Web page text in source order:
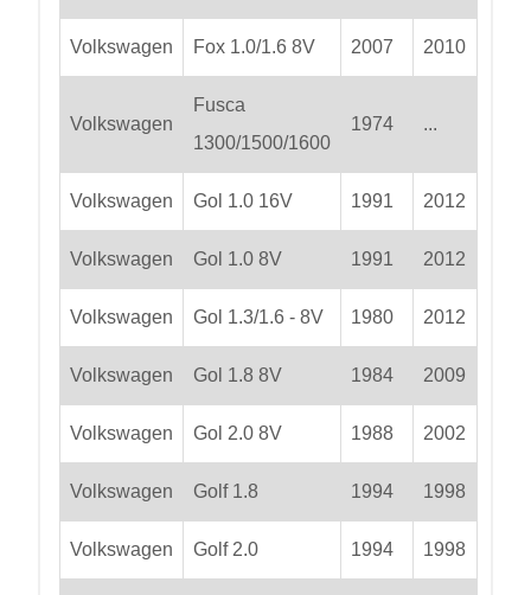
Volkswagen Fox 1.0/1.6 8V 2007 2010
Volkswagen
Fusca
1300/1500/1600
1974 ...
Volkswagen Gol 1.0 16V 1991 2012
Volkswagen Gol 1.0 8V 1991 2012
Volkswagen Gol 1.3/1.6 - 8V 1980 2012
Volkswagen Gol 1.8 8V 1984 2009
Volkswagen Gol 2.0 8V 1988 2002
Volkswagen Golf 1.8 1994 1998
Volkswagen Golf 2.0 1994 1998